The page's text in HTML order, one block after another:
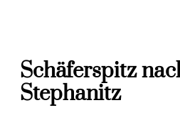
Schäferspitz
Stephanitz